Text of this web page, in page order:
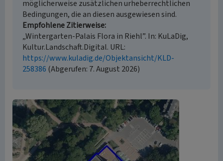
möglicherweise zusätzlichen urheberrechtlichen
Bedingungen, die an diesen ausgewiesen sind.
Empfohlene Zitierweise
„Wintergarten-Palais Flora in Riehl”. In: KuLaDig,
Kultur.Landschaft.Digital. URL:
https://www.kuladig.de/Objektansicht/KLD-
258386 (Abgerufen: 7. August 2026)